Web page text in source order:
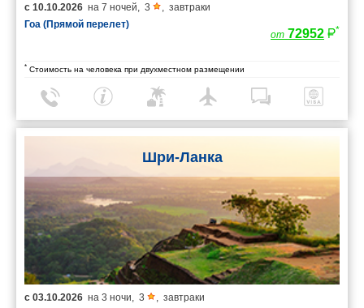
с 10.10.2026 на 7 ночей, 3 , завтраки
Гоа (Прямой перелет)
от 72952 *
* Стоимость на человека при двухместном размещении
Шри-Ланка
с 03.10.2026 на 3 ночи, 3 , завтраки